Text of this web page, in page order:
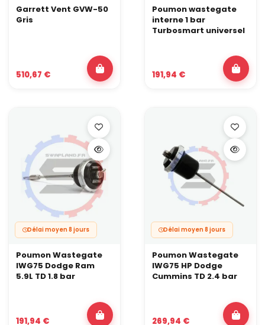
Garrett Vent GVW-50
Gris
510,67 €
Poumon wastegate
interne 1 bar
Turbosmart universel
191,94 €
Délai moyen 8 jours
Poumon Wastegate
IWG75 Dodge Ram
5.9L TD 1.8 bar
191,94 €
Délai moyen 8 jours
Poumon Wastegate
IWG75 HP Dodge
Cummins TD 2.4 bar
269,94 €